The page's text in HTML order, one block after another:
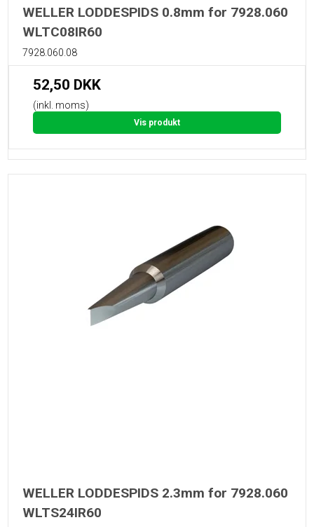
WELLER LODDESPIDS 0.8mm for 7928.060
WLTC08IR60
7928.060.08
52,50 DKK
(inkl. moms)
Vis produkt
WELLER LODDESPIDS 2.3mm for 7928.060
WLTS24IR60